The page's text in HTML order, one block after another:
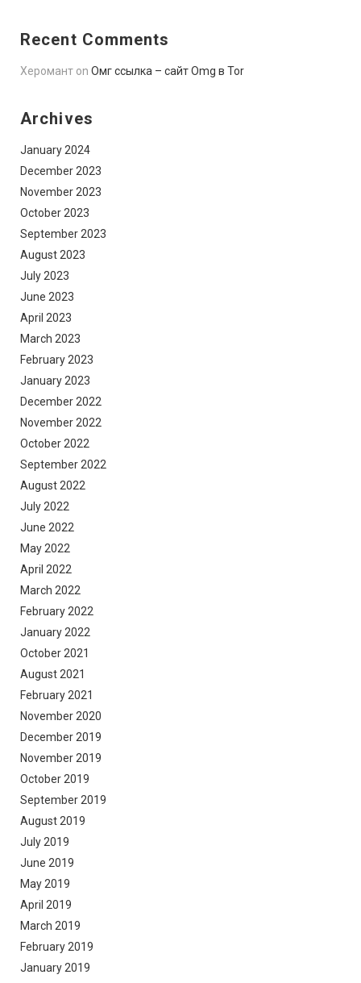
Recent Comments
Херомант on Омг ссылка – сайт Omg в Tor
Archives
January 2024
December 2023
November 2023
October 2023
September 2023
August 2023
July 2023
June 2023
April 2023
March 2023
February 2023
January 2023
December 2022
November 2022
October 2022
September 2022
August 2022
July 2022
June 2022
May 2022
April 2022
March 2022
February 2022
January 2022
October 2021
August 2021
February 2021
November 2020
December 2019
November 2019
October 2019
September 2019
August 2019
July 2019
June 2019
May 2019
April 2019
March 2019
February 2019
January 2019